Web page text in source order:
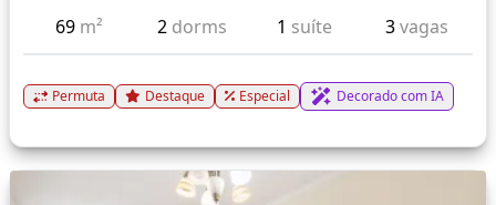
69 m² 2 dorms 1 suíte 3vagas
Permuta Destaque Especial Decorado com IA